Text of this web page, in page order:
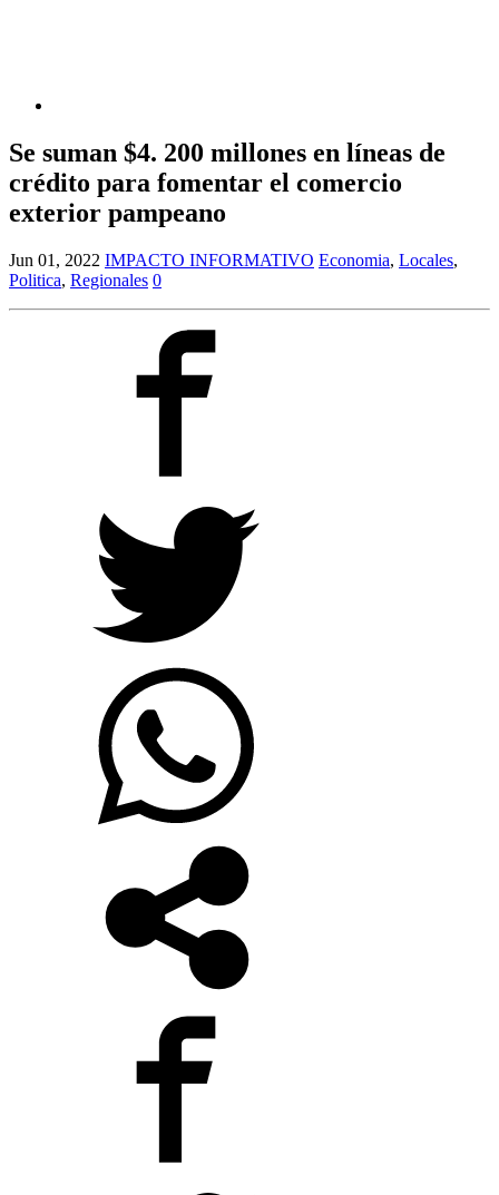
Se suman $4. 200 millones en líneas de
crédito para fomentar el comercio
exterior pampeano
Jun 01, 2022 IMPACTO INFORMATIVO Economia, Locales,
Politica, Regionales 0